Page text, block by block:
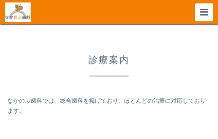
診療案内
なかのぶ歯科では、総合歯科を掲げており、ほとんどの治療に対応しており
ます。